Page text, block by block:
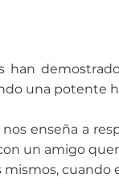
han
una potente
enseña a
un amigo
mismos,